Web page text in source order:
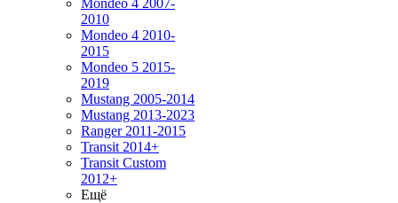
Mondeo 4 2007-
2010
Mondeo 4 2010-
2015
Mondeo 5 2015-
2019
Mustang 2005-2014
Mustang 2013-2023
Ranger 2011-2015
Transit 2014+
Transit Custom
2012+
Ещё